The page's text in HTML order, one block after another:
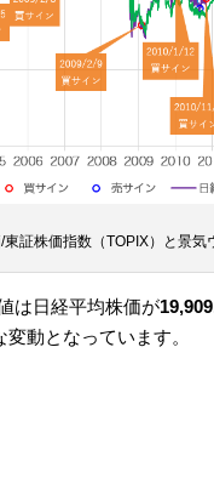
東証株価指数（TOPIX）と景
は日経平均株価が
動となっています。